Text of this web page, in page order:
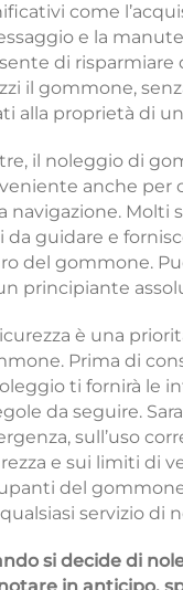
come
e la
di risparmiare
il gommone,
alla proprietà di
il noleggio di
anche per
navigazione. Molti
da guidare e
del gommone.
principiante
è una
Prima di
ti fornirà le
da seguire.
sull’uso
e sui limiti di
del
servizio di
si decide di